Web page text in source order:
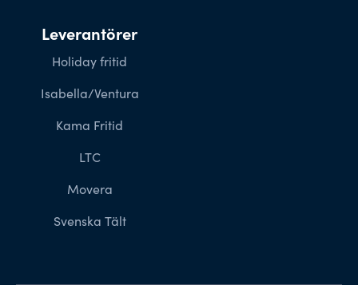
Leverantörer
Holiday fritid
Isabella/Ventura
Kama Fritid
LTC
Movera
Svenska Tält